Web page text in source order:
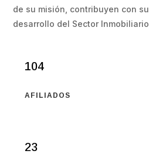
de su misión, contribuyen con
desarrollo del Sector
104
AFILIADOS
23